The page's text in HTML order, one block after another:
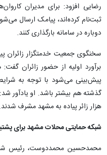
رضایی افزود: برای مدیران
ثبت‌نام کرده‌اند، پیامک ارسال
دوباره در سامانه بارگذاری کنند.
سخنگوی جمعیت خدمتگزار زائران
برآورد اولیه از حضور زائران
پیش‌بینی می‌شود با توجه به
هزار زائر پیاده به مشهد مشرف شدند.
شبکه حمایتی محلات مشهد برای
محمدحسین محمددوست، رئیس